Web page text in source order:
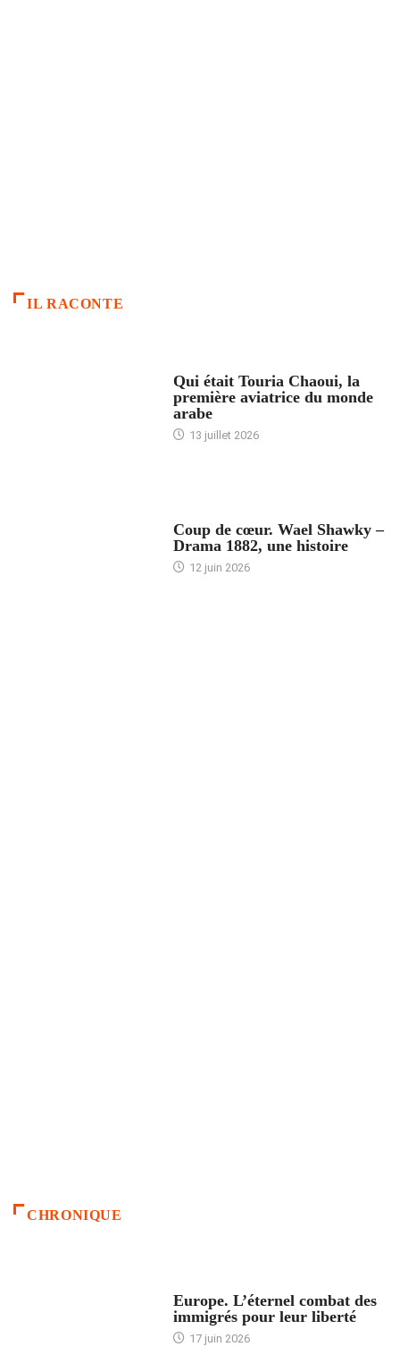
IL RACONTE
Qui était Touria Chaoui, la
première aviatrice du monde
arabe
13 juillet 2026
Coup de cœur. Wael Shawky –
Drama 1882, une histoire
12 juin 2026
CHRONIQUE
Europe. L’éternel combat des
immigrés pour leur liberté
17 juin 2026